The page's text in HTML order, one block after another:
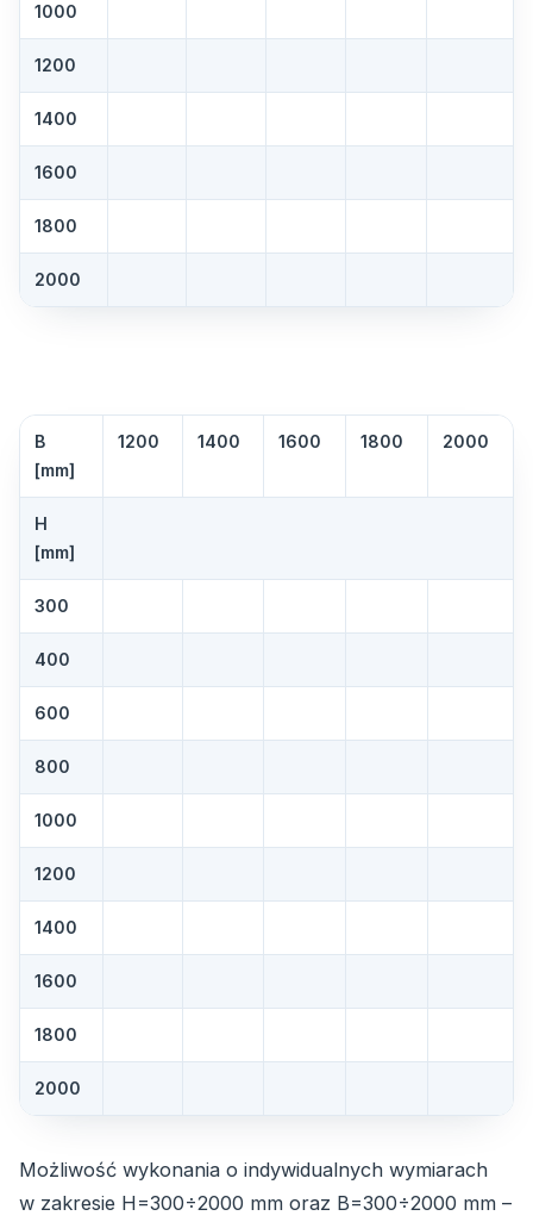
1000
1200
1400
1600
1800
2000
B
[mm]
1200 1400 1600 1800 2000
H
[mm]
300
400
600
800
1000
1200
1400
1600
1800
2000
Możliwość wykonania o indywidualnych wymiarach
w zakresie H=300÷2000 mm oraz B=300÷2000 mm –